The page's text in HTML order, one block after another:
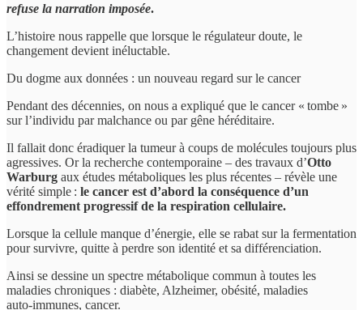
refuse la narration imposée.
L’histoire nous rappelle que lorsque le régulateur doute, le
changement devient inéluctable.
Du dogme aux données : un nouveau regard sur le cancer
Pendant des décennies, on nous a expliqué que le cancer « tombe »
sur l’individu par malchance ou par gêne héréditaire.
Il fallait donc éradiquer la tumeur à coups de molécules toujours plus
agressives. Or la recherche contemporaine – des travaux d’Otto
Warburg aux études métaboliques les plus récentes – révèle une
vérité simple : le cancer est d’abord la conséquence d’un
effondrement progressif de la respiration cellulaire.
Lorsque la cellule manque d’énergie, elle se rabat sur la fermentation
pour survivre, quitte à perdre son identité et sa différenciation.
Ainsi se dessine un spectre métabolique commun à toutes les
maladies chroniques : diabète, Alzheimer, obésité, maladies
auto‑immunes, cancer.